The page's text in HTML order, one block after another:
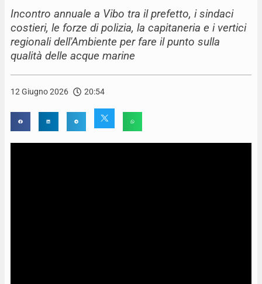
Incontro annuale a Vibo tra il prefetto, i sindaci
costieri, le forze di polizia, la capitaneria e i vertici
regionali dell'Ambiente per fare il punto sulla
qualità delle acque marine
12 Giugno 2026 20:54